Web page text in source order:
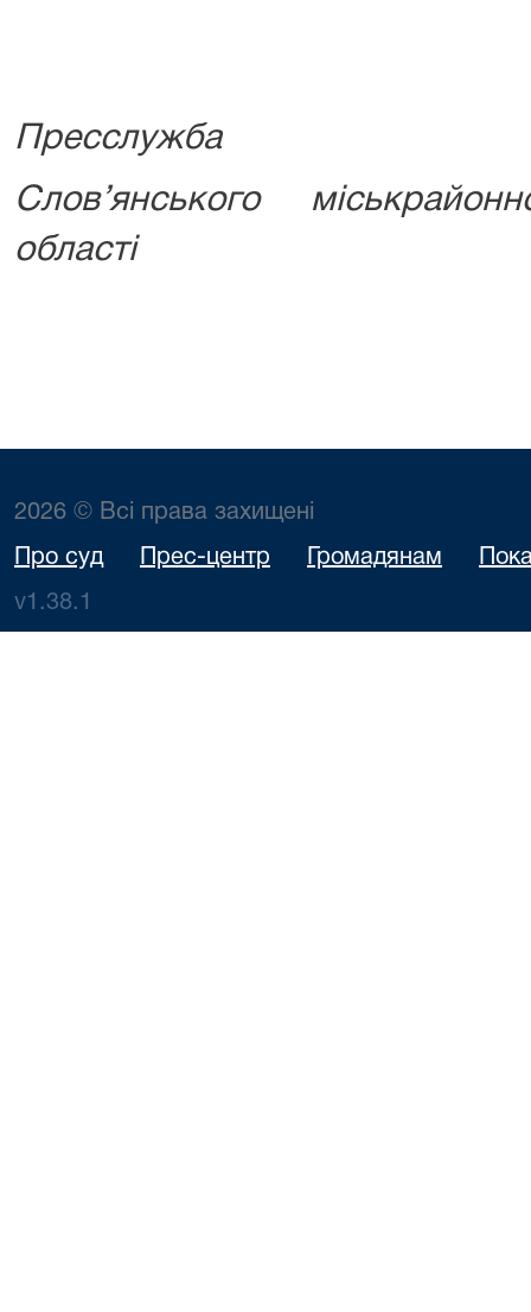
Пресслужба
Слов’янського
області
2026 © Всі права захищені
Про суд Прес-центр Громадянам
v1.38.1